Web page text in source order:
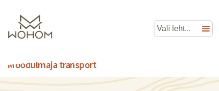
Moodulmaja transport